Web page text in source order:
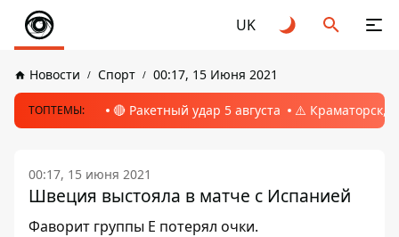
UK
Новости Спорт 00:17, 15 Июня 2021
ТОПТЕМЫ: 🔴 Ракетный удар 5 августа ⚠️ Краматорск,
00:17, 15 июня 2021
Швеция выстояла в матче с Испанией
Фаворит группы Е потерял очки.